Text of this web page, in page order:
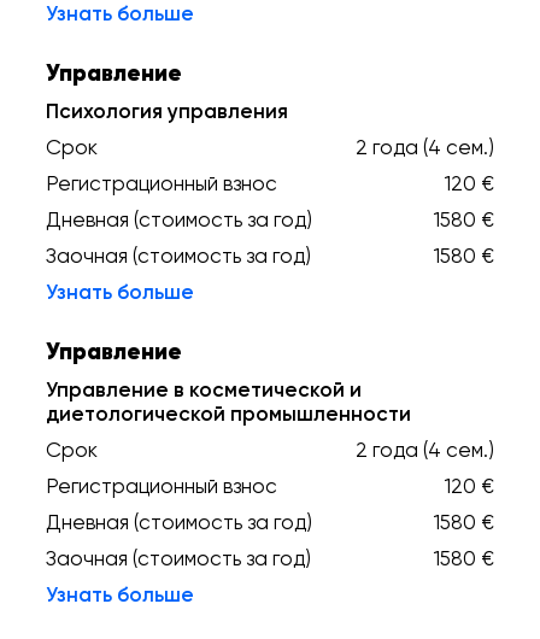
Узнать больше
Управление
Психология управления
Срок
2 года (4 сем.)
Регистрационный взнос
120 €
Дневная (стоимость за год)
1580 €
Заочная (стоимость за год)
1580 €
Узнать больше
Управление
Управление в косметической и
диетологической промышленности
Срок
2 года (4 сем.)
Регистрационный взнос
120 €
Дневная (стоимость за год)
1580 €
Заочная (стоимость за год)
1580 €
Узнать больше